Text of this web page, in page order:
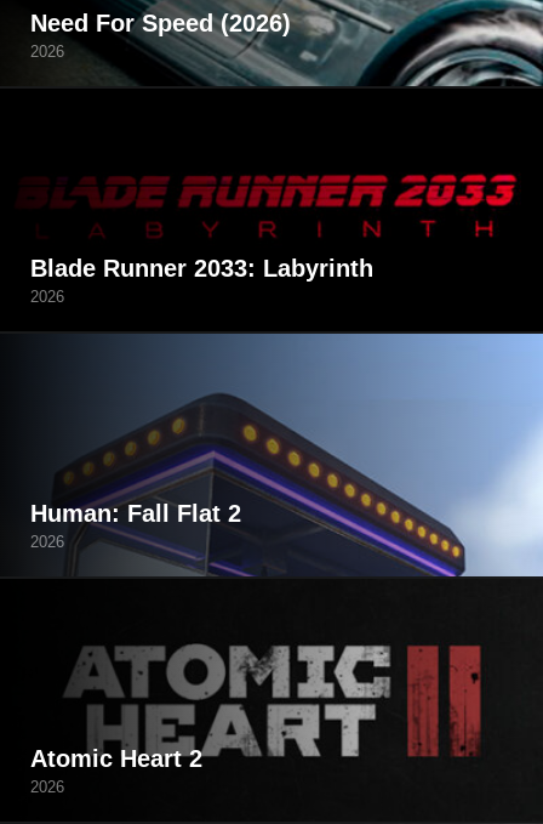
Need For Speed (2026)
2026
Blade Runner 2033: Labyrinth
2026
Human: Fall Flat 2
2026
Atomic Heart 2
2026